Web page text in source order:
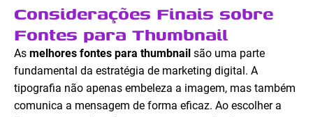
Considerações Finais sobre
Fontes para Thumbnail
As melhores fontes para thumbnail são uma parte
fundamental da estratégia de marketing digital. A
tipografia não apenas embeleza a imagem, mas também
comunica a mensagem de forma eficaz. Ao escolher a